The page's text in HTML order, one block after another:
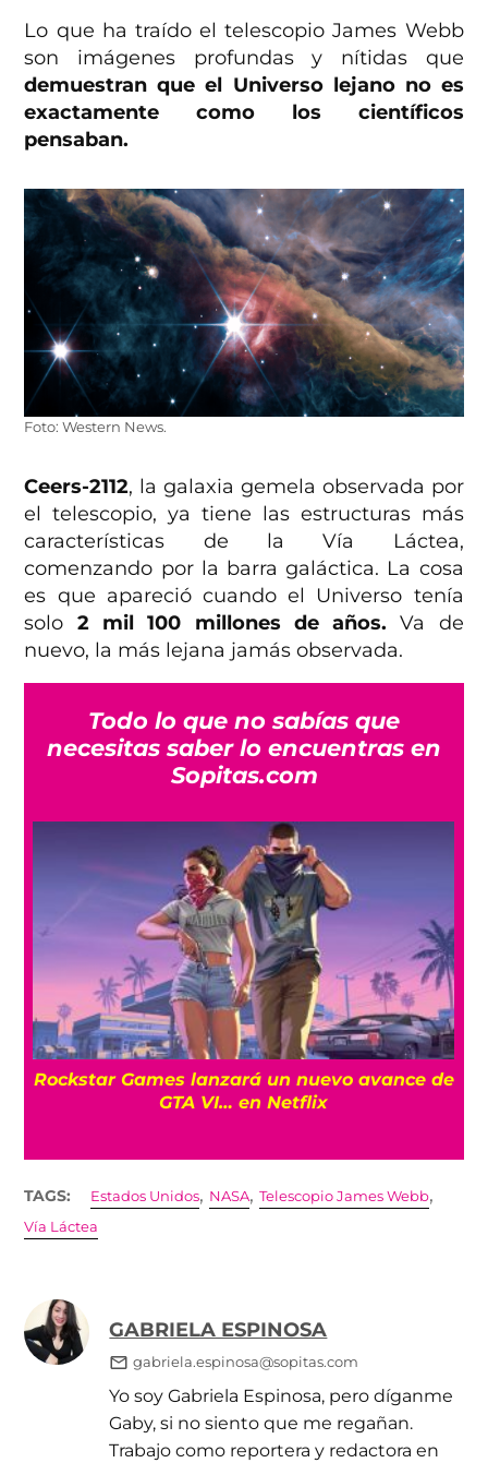
Lo que ha traído el telescopio James Webb
son imágenes profundas y nítidas que
demuestran que el Universo lejano no es
exactamente como los científicos
pensaban.
Foto: Western News.
Ceers-2112, la galaxia gemela observada por
el telescopio, ya tiene las estructuras más
características de la Vía Láctea,
comenzando por la barra galáctica. La cosa
es que apareció cuando el Universo tenía
solo 2 mil 100 millones de años.Va de
nuevo, la más lejana jamás observada.
Todo lo que no sabías que
necesitas saber lo encuentras en
Sopitas.com
Rockstar Games lanzará un nuevo avance de
GTA VI… en Netflix
TAGS: Estados Unidos, NASA,Telescopio James Webb,
Vía Láctea
GABRIELA ESPINOSA
gabriela.espinosa@sopitas.com
Yo soy Gabriela Espinosa, pero díganme
Gaby, si no siento que me regañan.
Trabajo como reportera y redactora en